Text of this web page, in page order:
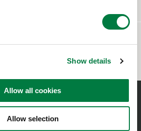
Show details
Allow all cookies
Allow selection